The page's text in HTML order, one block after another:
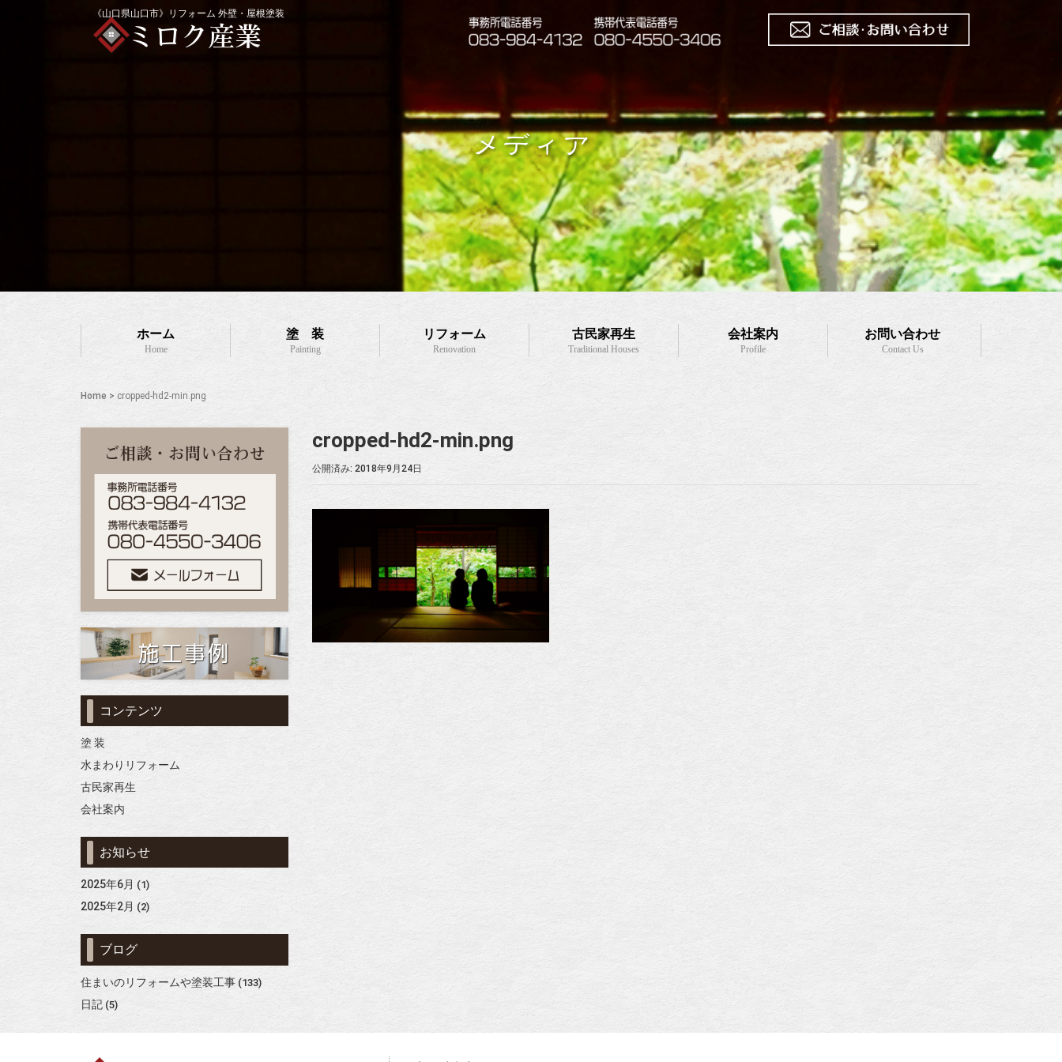
《山口県山口市》リフォーム 外壁・屋根塗装
メディア
ホーム
Home
塗 装
Painting
リフォーム
Renovation
古民家再生
Traditional Houses
会社案内
Profile
お問い合わせ
Contact Us
Home > cropped-hd2-min.png
cropped-hd2-min.png
公開済み: 2018年9月24日
コンテンツ
塗 装
水まわりリフォーム
古民家再生
会社案内
お知らせ
2025年6月 (1)
2025年2月 (2)
ブログ
住まいのリフォームや塗装工事 (133)
日記 (5)